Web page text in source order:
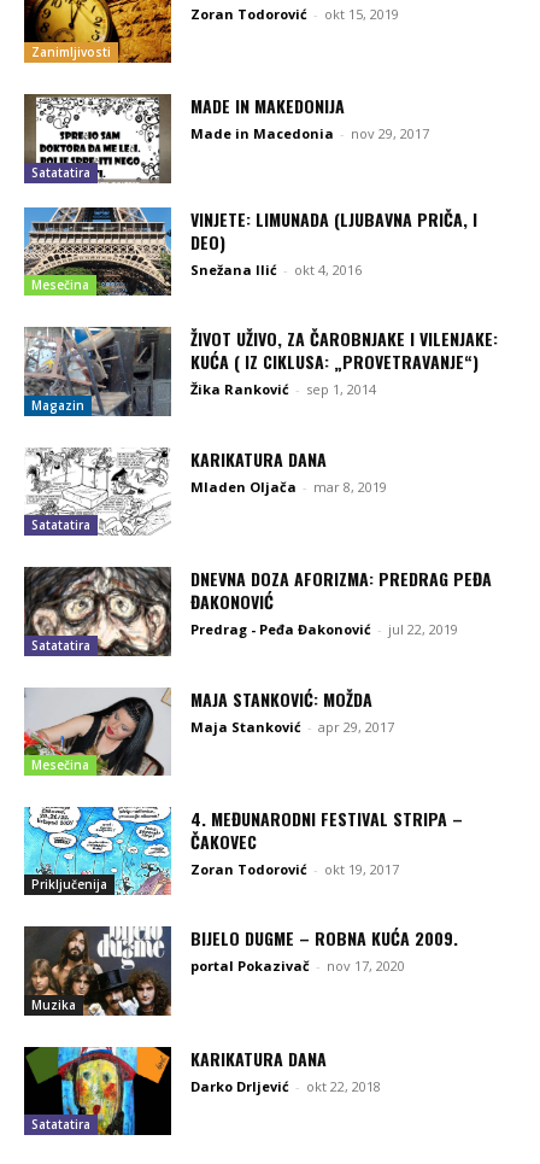
Zanimljivosti
Zoran Todorović - okt 15, 2019
Satatatira
MADE IN MAKEDONIJA
Made in Macedonia - nov 29, 2017
Mesečina
VINJETE: LIMUNADA (LJUBAVNA PRIČA, I
DEO)
Snežana Ilić - okt 4, 2016
Magazin
ŽIVOT UŽIVO, ZA ČAROBNJAKE I VILENJAKE:
KUĆA ( IZ CIKLUSA: „PROVETRAVANJE“)
Žika Ranković - sep 1, 2014
Satatatira
KARIKATURA DANA
Mladen Oljača - mar 8, 2019
Satatatira
DNEVNA DOZA AFORIZMA: PREDRAG PEĐA
ĐAKONOVIĆ
Predrag - Peđa Đakonović - jul 22, 2019
Mesečina
MAJA STANKOVIĆ: MOŽDA
Maja Stanković - apr 29, 2017
Priključenija
4. MEĐUNARODNI FESTIVAL STRIPA –
ČAKOVEC
Zoran Todorović - okt 19, 2017
Muzika
BIJELO DUGME – ROBNA KUĆA 2009.
portal Pokazivač - nov 17, 2020
Satatatira
KARIKATURA DANA
Darko Drljević - okt 22, 2018